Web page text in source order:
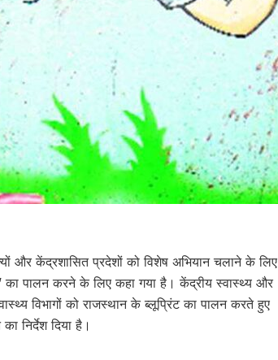
केंद्रशासित प्रदेशों को विशेष अभियान चलाने के लिए
का पालन करने के लिए कहा गया है। केंद्रीय स्वास्थ्य और
विभागों को राजस्थान के ब्लूप्रिंट का पालन करते हुए
निर्देश दिया है।